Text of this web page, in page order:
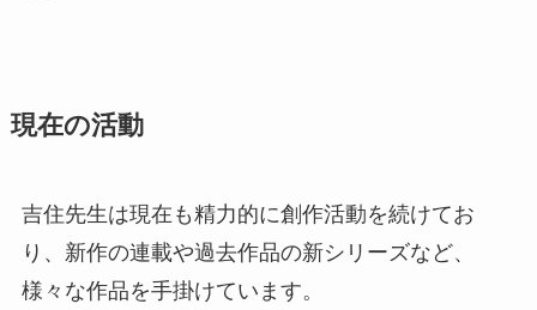
現在の活動
吉住先生は現在も精力的に創作活動を続けてお
り、新作の連載や過去作品の新シリーズなど、
様々な作品を手掛けています。